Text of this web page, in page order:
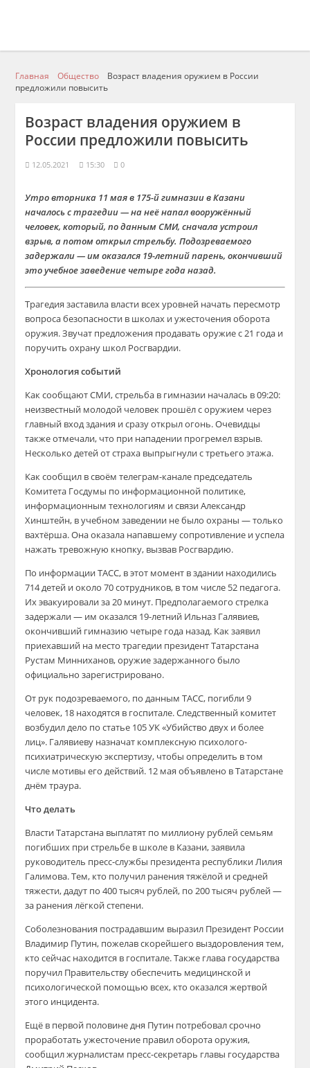
Главная Общество
Возраст владения оружием в России
предложили повысить
Возраст владения оружием в
России предложили повысить
12.05.2021 15:30 0
Утро вторника 11 мая в 175-й гимназии в Казани
началось с трагедии — на неё напал вооружённый
человек, который, по данным СМИ, сначала устроил
взрыв, а потом открыл стрельбу. Подозреваемого
задержали — им оказался 19-летний парень, окончивший
это учебное заведение четыре года назад.
Трагедия заставила власти всех уровней начать пересмотр
вопроса безопасности в школах и ужесточения оборота
оружия. Звучат предложения продавать оружие с 21 года и
поручить охрану школ Росгвардии.
Хронология событий
Как сообщают СМИ, стрельба в гимназии началась в 09:20:
неизвестный молодой человек прошёл с оружием через
главный вход здания и сразу открыл огонь. Очевидцы
также отмечали, что при нападении прогремел взрыв.
Несколько детей от страха выпрыгнули с третьего этажа.
Как сообщил в своём телеграм-канале председатель
Комитета Госдумы по информационной политике,
информационным технологиям и связи Александр
Хинштейн, в учебном заведении не было охраны — только
вахтёрша. Она оказала напавшему сопротивление и успела
нажать тревожную кнопку, вызвав Росгвардию.
По информации ТАСС, в этот момент в здании находились
714 детей и около 70 сотрудников, в том числе 52 педагога.
Их эвакуировали за 20 минут. Предполагаемого стрелка
задержали — им оказался 19-летний Ильназ Галявиев,
окончивший гимназию четыре года назад. Как заявил
приехавший на место трагедии президент Татарстана
Рустам Минниханов, оружие задержанного было
официально зарегистрировано.
От рук подозреваемого, по данным ТАСС, погибли 9
человек, 18 находятся в госпитале. Следственный комитет
возбудил дело по статье 105 УК «Убийство двух и более
лиц». Галявиеву назначат комплексную психолого-
психиатрическую экспертизу, чтобы определить в том
числе мотивы его действий. 12 мая объявлено в Татарстане
днём траура.
Что делать
Власти Татарстана выплатят по миллиону рублей семьям
погибших при стрельбе в школе в Казани, заявила
руководитель пресс-службы президента республики Лилия
Галимова. Тем, кто получил ранения тяжёлой и средней
тяжести, дадут по 400 тысяч рублей, по 200 тысяч рублей —
за ранения лёгкой степени.
Соболезнования пострадавшим выразил Президент России
Владимир Путин, пожелав скорейшего выздоровления тем,
кто сейчас находится в госпитале. Также глава государства
поручил Правительству обеспечить медицинской и
психологической помощью всех, кто оказался жертвой
этого инцидента.
Ещё в первой половине дня Путин потребовал срочно
проработать ужесточение правил оборота оружия,
сообщил журналистам пресс-секретарь главы государства